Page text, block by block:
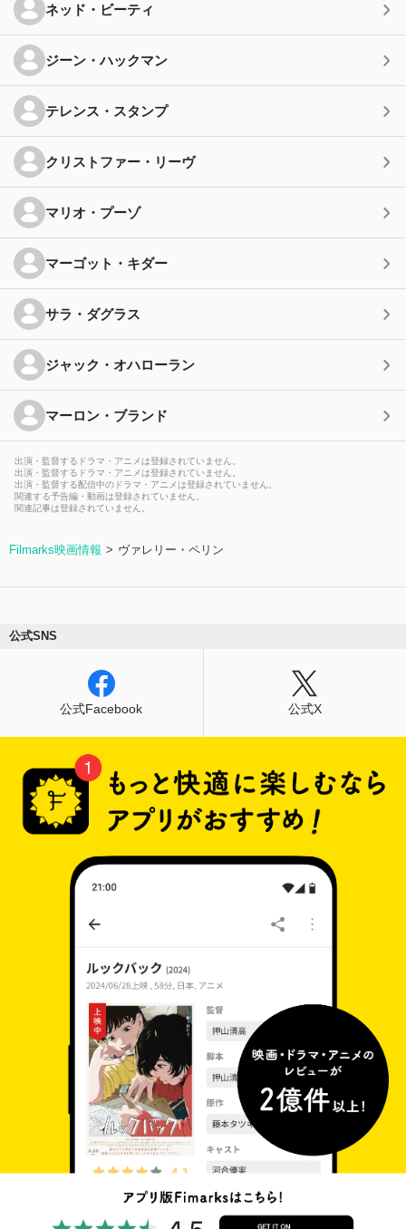
ネッド・ビーティ
ジーン・ハックマン
テレンス・スタンプ
クリストファー・リーヴ
マリオ・プーゾ
マーゴット・キダー
サラ・ダグラス
ジャック・オハローラン
マーロン・ブランド
出演・監督するドラマ・アニメは登録されていません。
出演・監督するドラマ・アニメは登録されていません。
出演・監督する配信中のドラマ・アニメは登録されていません。
関連する予告編・動画は登録されていません。
関連記事は登録されていません。
Filmarks映画情報 ヴァレリー・ペリン
公式SNS
公式Facebook 公式X